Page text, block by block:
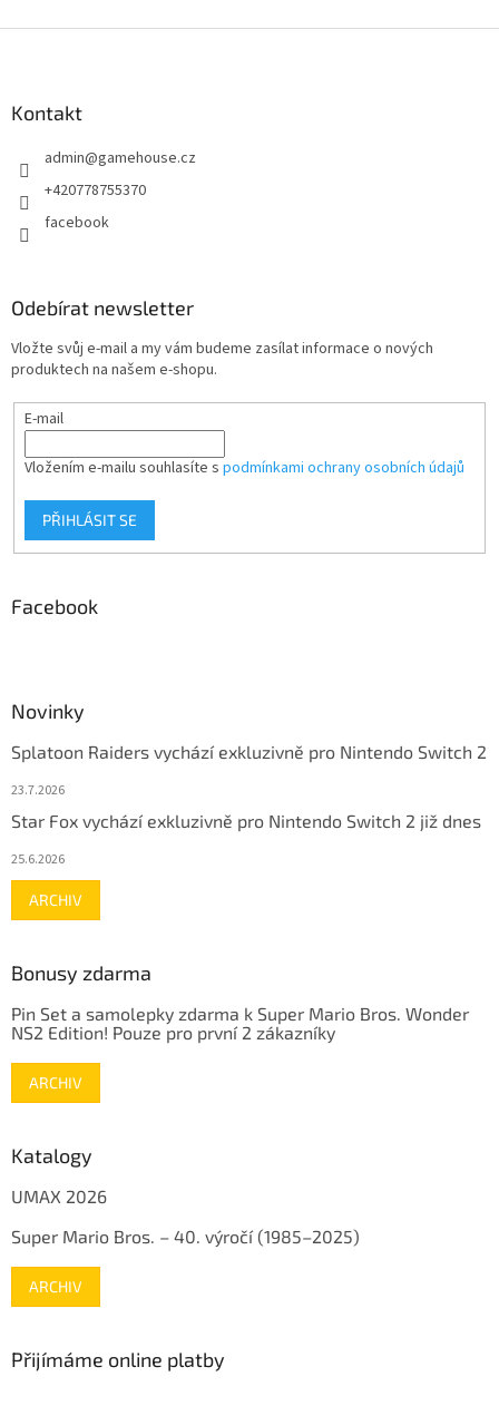
Kontakt
admin@gamehouse.cz
+420778755370
facebook
Odebírat newsletter
Vložte svůj e-mail a my vám budeme zasílat informace o nových
produktech na našem e-shopu.
E-mail
Vložením e-mailu souhlasíte s podmínkami ochrany osobních údajů
PŘIHLÁSIT SE
Facebook
Novinky
Splatoon Raiders vychází exkluzivně pro Nintendo Switch 2
23.7.2026
Star Fox vychází exkluzivně pro Nintendo Switch 2 již dnes
25.6.2026
ARCHIV
Bonusy zdarma
Pin Set a samolepky zdarma k Super Mario Bros. Wonder
NS2 Edition! Pouze pro první 2 zákazníky
ARCHIV
Katalogy
UMAX 2026
Super Mario Bros. – 40. výročí (1985–2025)
ARCHIV
Přijímáme online platby